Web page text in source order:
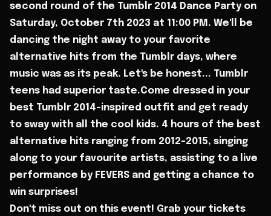
second round of the Tumblr 2014 Dance Party on
Saturday, October 7th 2023 at 11:00 PM. We'll be
dancing the night away to your favorite
alternative hits from the Tumblr days, where
music was as its peak. Let's be honest... Tumblr
teens had superior taste.Come dressed in your
best Tumblr 2014-inspired outfit and get ready
to sway with all the cool kids. 4 hours of the best
alternative hits ranging from 2012-2015, singing
along to your favourite artists, assisting to a live
performance by FEVERS and getting a chance to
win surprises!
Don't miss out on this event! Grab your tickets